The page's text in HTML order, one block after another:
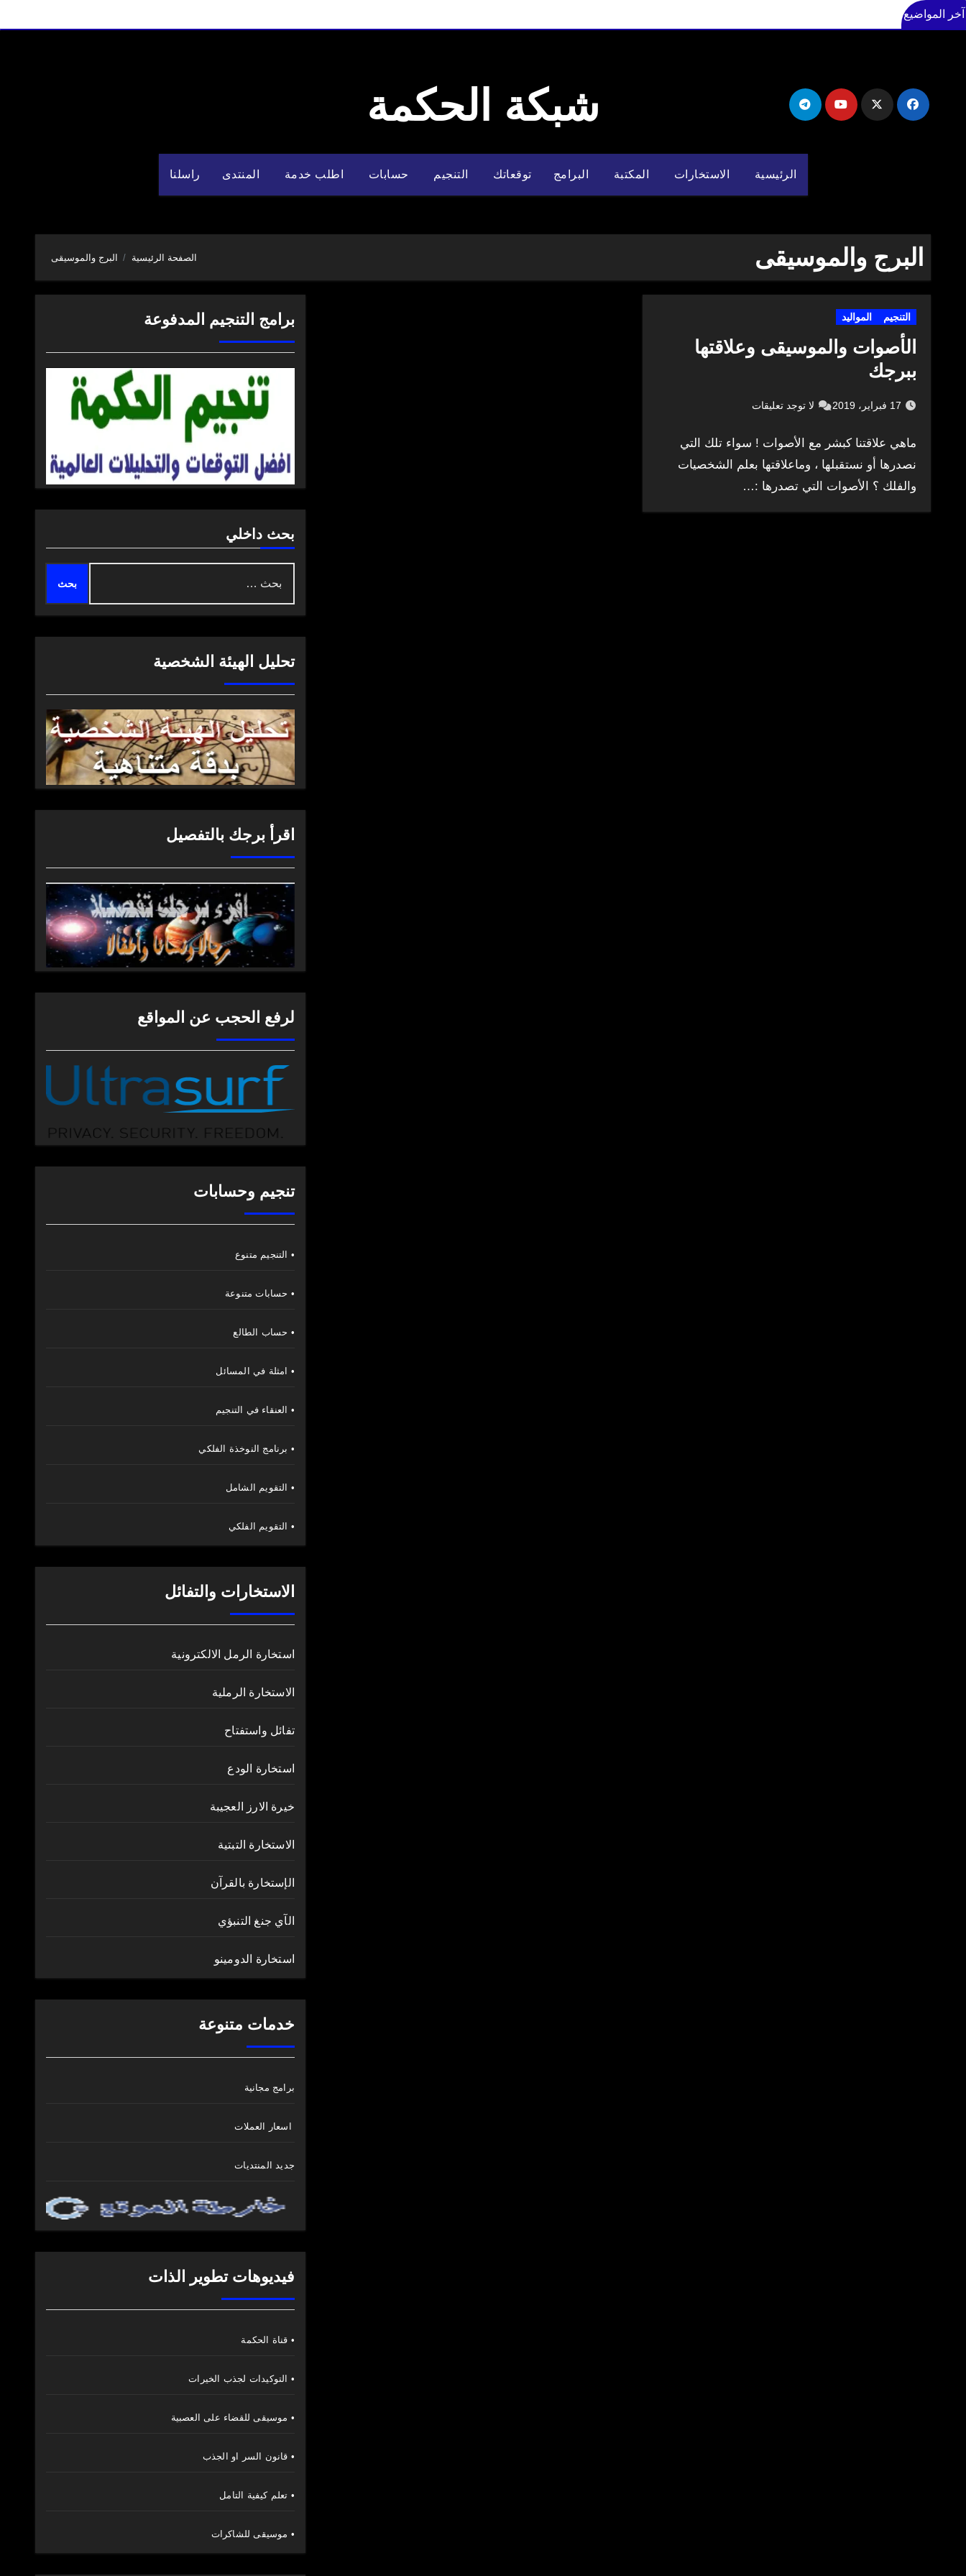
آخر المواضيع
شبكة الحكمة
الرئيسية الاستخارات المكتبة البرامج توقعاتك التنجيم حسابات اطلب خدمة المنتدى راسلنا
البرج والموسيقى الصفحة الرئيسية البرج والموسيقى
التنجيم المواليد
الأصوات والموسيقى وعلاقتها
ببرجك
17 فبراير، 2019 لا توجد تعليقات
ماهي علاقتنا كبشر مع الأصوات ! سواء تلك التي
نصدرها أو نستقبلها ، وماعلاقتها بعلم الشخصيات
والفلك ؟ الأصوات التي تصدرها :…
برامج التنجيم المدفوعة
بحث داخلي
عن:
تحليل الهيئة الشخصية
اقرأ برجك بالتفصيل
لرفع الحجب عن المواقع
تنجيم وحسابات
• التنجيم متنوع
• حسابات متنوعة
• حساب الطالع
• امثلة في المسائل
• العنقاء في التنجيم
• برنامج النوخذة الفلكي
• التقويم الشامل
• التقويم الفلكي
الاستخارات والتفائل
استخارة الرمل الالكترونية
الاستخارة الرملية
تفائل واستفتاح
استخارة الودع
خيرة الارز العجيبة
الاستخارة التبتية
الإستخارة بالقرآن
الآي جنغ التنبؤي
استخارة الدومينو
خدمات متنوعة
برامج مجانية
اسعار العملات
جديد المنتديات
فيديوهات تطوير الذات
• قناة الحكمة
• التوكيدات لجذب الخيرات
• موسيقى للقضاء على العصبية
• قانون السر او الجذب
• تعلم كيفية التامل
• موسيقى للشاكرات